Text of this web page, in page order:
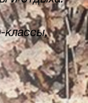
классы,